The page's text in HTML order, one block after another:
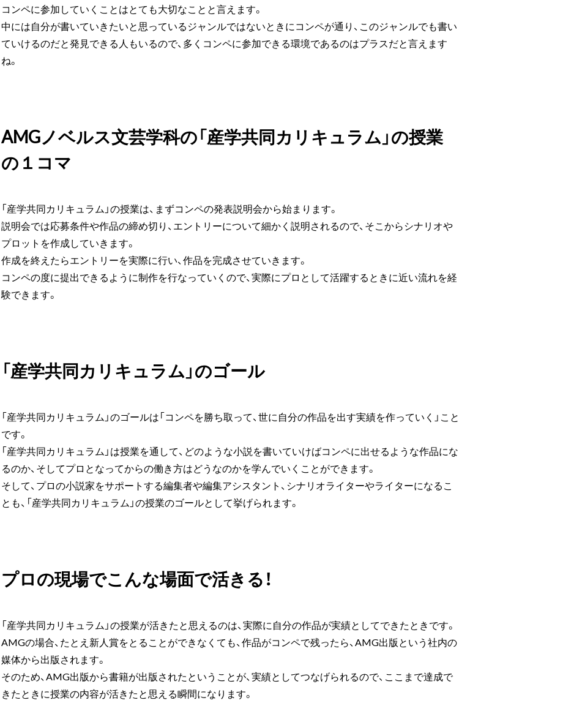
コンペに参加していくことはとても大切なことと言えます。
中には自分が書いていきたいと思っているジャンルではないときにコンペが通り、このジャンルでも書い
ていけるのだと発見できる人もいるので、多くコンペに参加できる環境であるのはプラスだと言えます
ね。
AMGノベルス文芸学科の「産学共同カリキュラム」の授業
の１コマ
「産学共同カリキュラム」の授業は、まずコンペの発表説明会から始まります。
説明会では応募条件や作品の締め切り、エントリーについて細かく説明されるので、そこからシナリオや
プロットを作成していきます。
作成を終えたらエントリーを実際に行い、作品を完成させていきます。
コンペの度に提出できるように制作を行なっていくので、実際にプロとして活躍するときに近い流れを経
験できます。
「産学共同カリキュラム」のゴール
「産学共同カリキュラム」のゴールは「コンペを勝ち取って、世に自分の作品を出す実績を作っていく」こと
です。
「産学共同カリキュラム」は授業を通して、どのような小説を書いていけばコンペに出せるような作品にな
るのか、そしてプロとなってからの働き方はどうなのかを学んでいくことができます。
そして、プロの小説家をサポートする編集者や編集アシスタント、シナリオライターやライターになるこ
とも、「産学共同カリキュラム」の授業のゴールとして挙げられます。
プロの現場でこんな場面で活きる！
「産学共同カリキュラム」の授業が活きたと思えるのは、実際に自分の作品が実績としてできたときです。
AMGの場合、たとえ新人賞をとることができなくても、作品がコンペで残ったら、AMG出版という社内の
媒体から出版されます。
そのため、AMG出版から書籍が出版されたということが、実績としてつなげられるので、ここまで達成で
きたときに授業の内容が活きたと思える瞬間になります。